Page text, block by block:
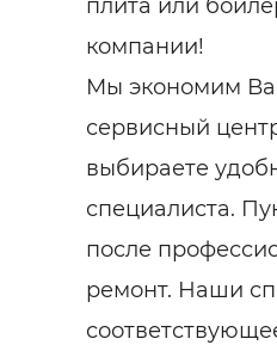
плита или
компании!
Мы экономим
сервисный
выбираете
специалиста.
после
ремонт. Наши